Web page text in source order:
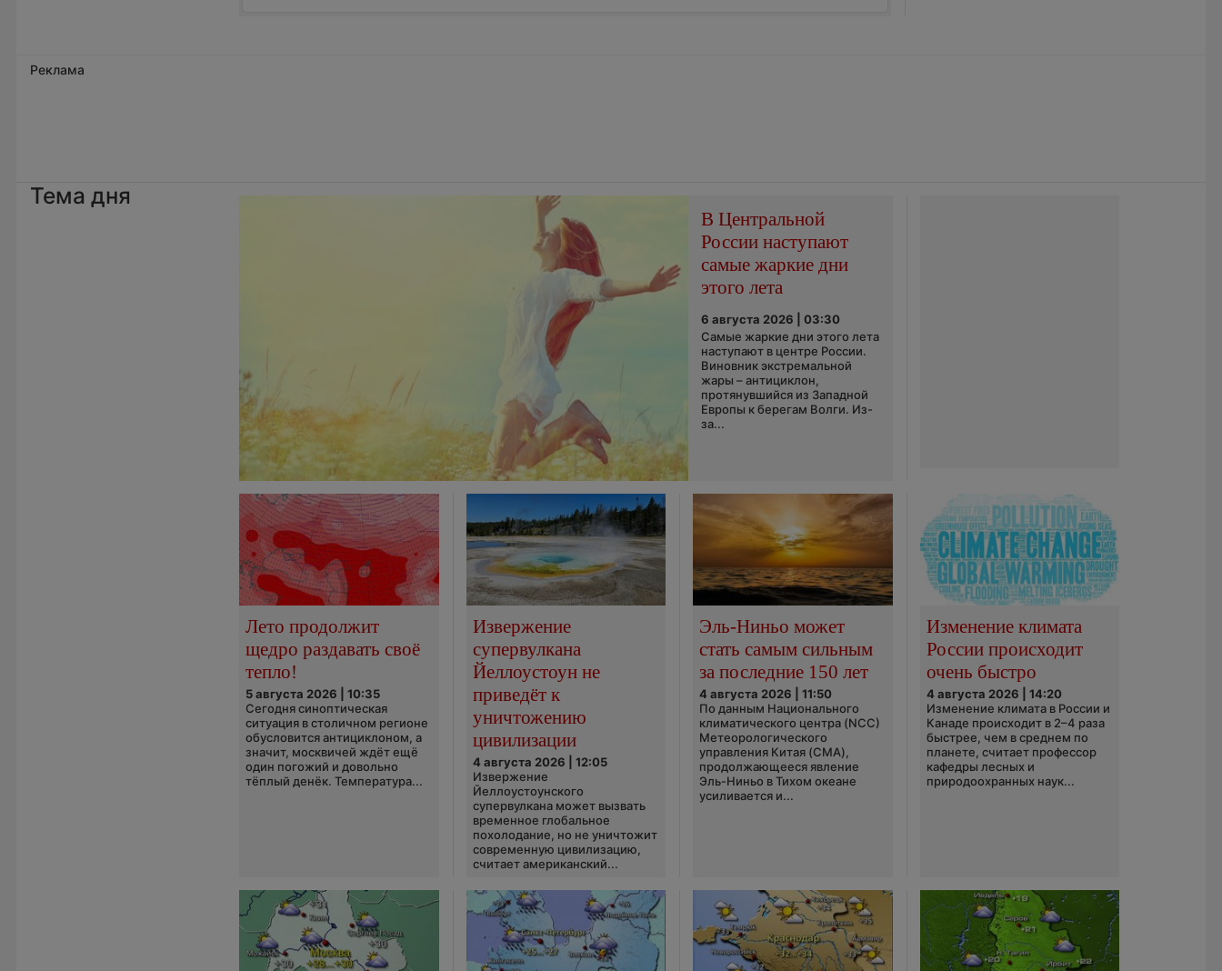
Реклама
Тема дня
В Центральной
России наступают
самые жаркие дни
этого лета
6 августа 2026 | 03:30
Самые жаркие дни этого лета
наступают в центре России.
Виновник экстремальной
жары – антициклон,
протянувшийся из Западной
Европы к берегам Волги. Из-
за...
Лето продолжит
щедро раздавать своё
тепло!
5 августа 2026 | 10:35
Сегодня синоптическая
ситуация в столичном регионе
обусловится антициклоном, а
значит, москвичей ждёт ещё
один погожий и довольно
тёплый денёк. Температура...
Извержение
супервулкана
Йеллоустоун не
приведёт к
уничтожению
цивилизации
4 августа 2026 | 12:05
Извержение
Йеллоустоунского
супервулкана может вызвать
временное глобальное
похолодание, но не уничтожит
современную цивилизацию,
считает американский...
Эль-Ниньо может
стать самым сильным
за последние 150 лет
4 августа 2026 | 11:50
По данным Национального
климатического центра (NCC)
Метеорологического
управления Китая (CMA),
продолжающееся явление
Эль-Ниньо в Тихом океане
усиливается и...
Изменение климата
России происходит
очень быстро
4 августа 2026 | 14:20
Изменение климата в России и
Канаде происходит в 2–4 раза
быстрее, чем в среднем по
планете, считает профессор
кафедры лесных и
природоохранных наук...